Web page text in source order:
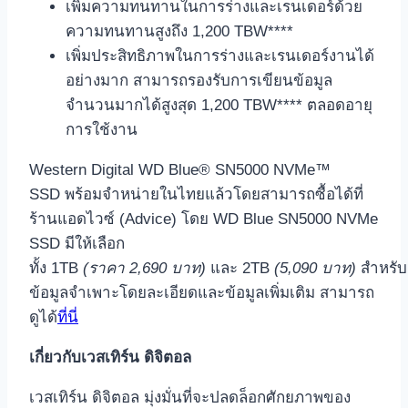
เพิ่มความทนทานในการร่างและเรนเดอร์ด้วย
ความทนทานสูงถึง 1,200 TBW****
เพิ่มประสิทธิภาพในการร่างและเรนเดอร์งานได้
อย่างมาก สามารถรองรับการเขียนข้อมูล
จำนวนมากได้สูงสุด 1,200 TBW**** ตลอดอายุ
การใช้งาน
Western Digital WD Blue® SN5000 NVMe™
SSD พร้อมจำหน่ายในไทยแล้วโดยสามารถซื้อได้ที่
ร้านแอดไวซ์ (Advice) โดย WD Blue SN5000 NVMe
SSD มีให้เลือก
ทั้ง 1TB (ราคา 2,690 บาท) และ 2TB (5,090 บาท) สำหรับ
ข้อมูลจำเพาะโดยละเอียดและข้อมูลเพิ่มเติม สามารถ
ดูได้ที่นี่
เกี่ยวกับเวสเทิร์น ดิจิตอล
เวสเทิร์น ดิจิตอล มุ่งมั่นที่จะปลดล็อกศักยภาพของ